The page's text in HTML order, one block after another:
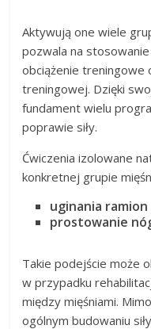
Aktywują one wiele
pozwala na
obciążenie treningowe
treningowej. Dzięki
fundament wielu
poprawie siły.
Ćwiczenia izolowane
konkretnej grupie
uginania
prostowanie
Takie podejście może
w przypadku
między mięśniami.
ogólnym budowaniu